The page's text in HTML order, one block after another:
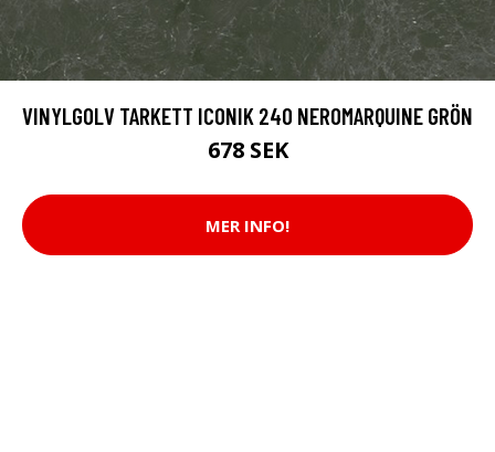
VINYLGOLV TARKETT ICONIK 240 NEROMARQUINE GRÖN
678 SEK
MER INFO!